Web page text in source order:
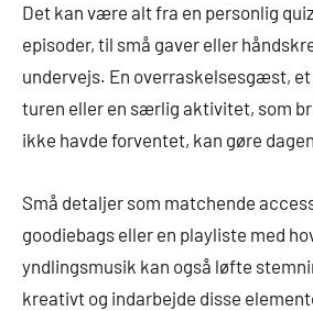
Det kan være alt fra en personlig
episoder, til små gaver eller
undervejs. En overraskelsesgæst,
turen eller en særlig aktivitet, som
ikke havde forventet, kan gøre
Små detaljer som matchende
goodiebags eller en playliste med
yndlingsmusik kan også løfte
kreativt og indarbejde disse